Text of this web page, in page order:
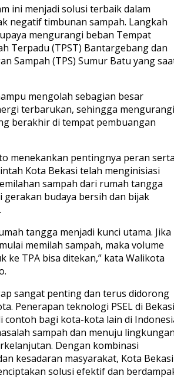
ini menjadi solusi terbaik dalam
negatif timbunan sampah. Langkah
mengurangi beban Tempat
Terpadu (TPST) Bantargebang dan
Sampah (TPS) Sumur Batu yang
mengolah sebagian besar
terbarukan, sehingga mengurangi
berakhir di tempat pembuangan
menekankan pentingnya peran
Kota Bekasi telah menginisiasi
sampah dari rumah tangga
gerakan budaya bersih dan bijak
tangga menjadi kunci utama. Jika
memilah sampah, maka volume
ke TPA bisa ditekan,” kata Walikota
sangat penting dan terus didorong
Penerapan teknologi PSEL di Bekasi
contoh bagi kota-kota lain di
sampah dan menuju
Dengan kombinasi
kesadaran masyarakat, Kota Bekasi
solusi efektif dan